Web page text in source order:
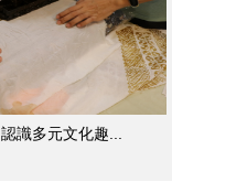
傳院USR參與印尼蠟染體驗 認識多元文化趣...